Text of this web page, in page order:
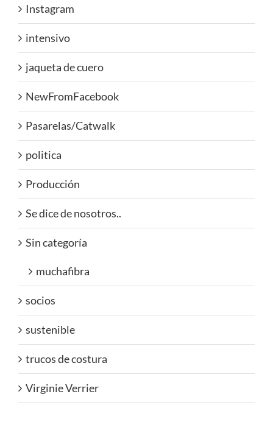
Instagram
intensivo
jaqueta de cuero
NewFromFacebook
Pasarelas/Catwalk
politica
Producción
Se dice de nosotros..
Sin categoría
muchafibra
socios
sustenible
trucos de costura
Virginie Verrier